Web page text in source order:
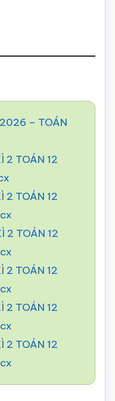
– TOÁN
2 TOÁN 12
2 TOÁN 12
2 TOÁN 12
2 TOÁN 12
2 TOÁN 12
2 TOÁN 12